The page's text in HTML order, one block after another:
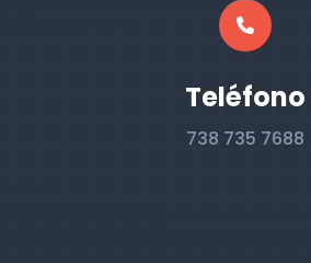
Teléfono
738 735 7688